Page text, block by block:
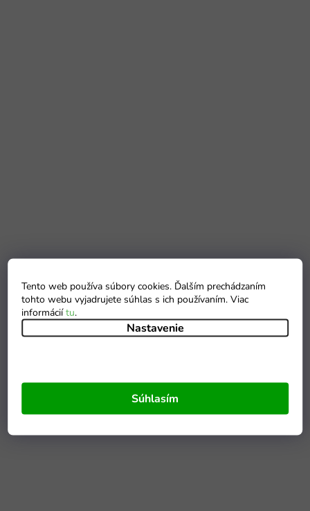
Tento web používa súbory cookies. Ďalším prechádzaním
tohto webu vyjadrujete súhlas s ich používaním. Viac
informáciítu.
Nastavenie
Súhlasím